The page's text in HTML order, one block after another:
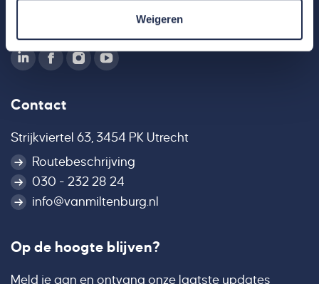
Weigeren
Contact
Strijkviertel 63, 3454 PK Utrecht
Routebeschrijving
030 - 232 28 24
info@vanmiltenburg.nl
Op de hoogte blijven?
Meld je aan en ontvang onze laatste updates